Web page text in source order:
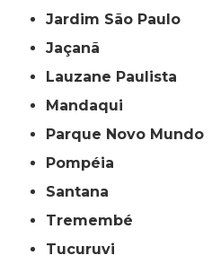
Jardim São Paulo
Jaçanã
Lauzane Paulista
Mandaqui
Parque Novo Mundo
Pompéia
Santana
Tremembé
Tucuruvi